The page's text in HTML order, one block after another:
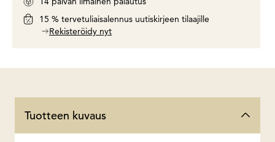
15 % tervetuliaisalennus uutiskirjeen tilaajille
Rekisteröidy nyt
Tuotteen kuvaus